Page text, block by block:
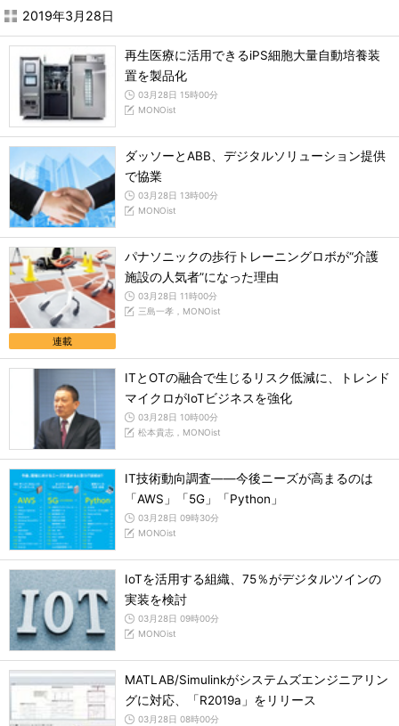
2019年3月28日
再生医療に活用できるiPS細胞大量自動培養装
置を製品化
03月28日 15時00分
MONOist
ダッソーとABB、デジタルソリューション提供
で協業
03月28日 13時00分
MONOist
連載
パナソニックの歩行トレーニングロボが“介護
施設の人気者”になった理由
03月28日 11時00分
三島一孝，MONOist
ITとOTの融合で生じるリスク低減に、トレンド
マイクロがIoTビジネスを強化
03月28日 10時00分
松本貴志，MONOist
IT技術動向調査――今後ニーズが高まるのは
「AWS」「5G」「Python」
03月28日 09時30分
MONOist
IoTを活用する組織、75％がデジタルツインの
実装を検討
03月28日 09時00分
MONOist
MATLAB/Simulinkがシステムズエンジニアリン
グに対応、「R2019a」をリリース
03月28日 08時00分